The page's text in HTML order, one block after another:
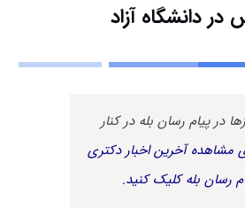
در دانشگاه آزاد
در پیام رسان بله در کنار
مشاهده آخرین اخبار دکتری
رسان بله کلیک کنید.